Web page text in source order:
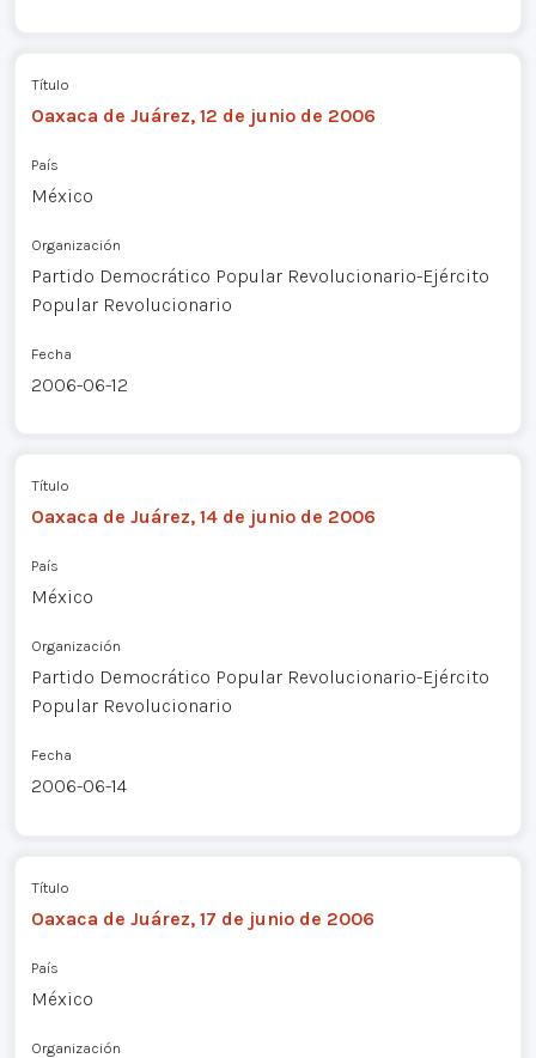
Título
Oaxaca de Juárez, 12 de junio de 2006
País
México
Organización
Partido Democrático Popular Revolucionario-Ejército
Popular Revolucionario
Fecha
2006-06-12
Título
Oaxaca de Juárez, 14 de junio de 2006
País
México
Organización
Partido Democrático Popular Revolucionario-Ejército
Popular Revolucionario
Fecha
2006-06-14
Título
Oaxaca de Juárez, 17 de junio de 2006
País
México
Organización